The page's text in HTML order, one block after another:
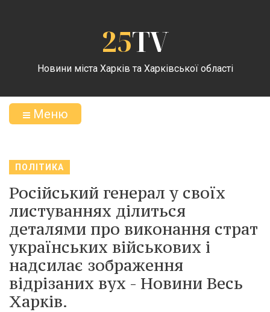
25TV
Новини міста Харків та Харківської області
Меню
ПОЛІТИКА
Російський генерал у своїх
листуваннях ділиться
деталями про виконання страт
українських військових і
надсилає зображення
відрізаних вух - Новини Весь
Харків.